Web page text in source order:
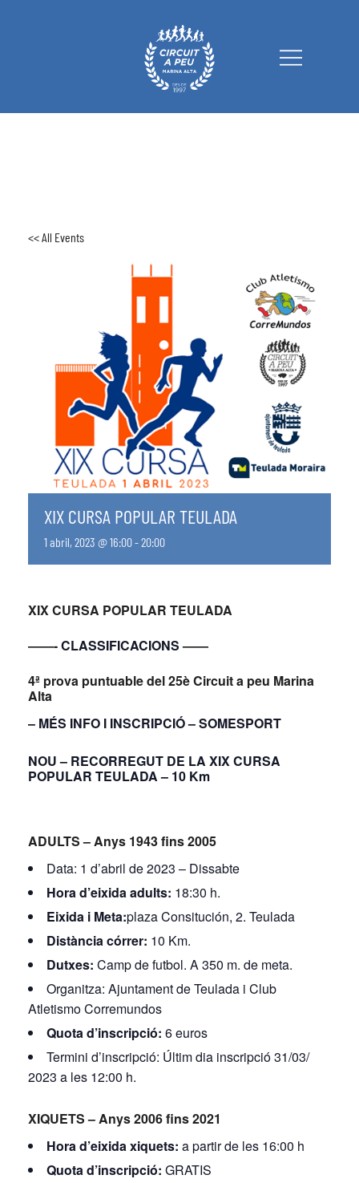
Circuit a Peu Marina Alta
<< All Events
XIX CURSA POPULAR TEULADA
1 abril, 2023 @ 16:00-20:00
XIX CURSA POPULAR TEULADA
——-CLASSIFICACIONS——
4ª prova puntuable del 25è Circuit a peu Marina
Alta
– MÉS INFO I INSCRIPCIÓ – SOMESPORT
NOU – RECORREGUT DE LA XIX CURSA
POPULAR TEULADA – 10 Km
ADULTS – Anys 1943 fins 2005
Data: 1 d’abril de 2023 – Dissabte
Hora d’eixida adults: 18:30 h.
Eixida i Meta:plaza Consitución, 2. Teulada
Distància córrer: 10 Km.
Dutxes: Camp de futbol. A 350 m. de meta.
Organitza: Ajuntament de Teulada i Club
Atletismo Corremundos
Quota d’inscripció: 6 euros
Termini d’inscripció: Últim dia inscripció 31/03/
2023 a les 12:00 h.
XIQUETS – Anys 2006 fins 2021
Hora d’eixida xiquets: a partir de les 16:00 h
Quota d’inscripció: GRATIS